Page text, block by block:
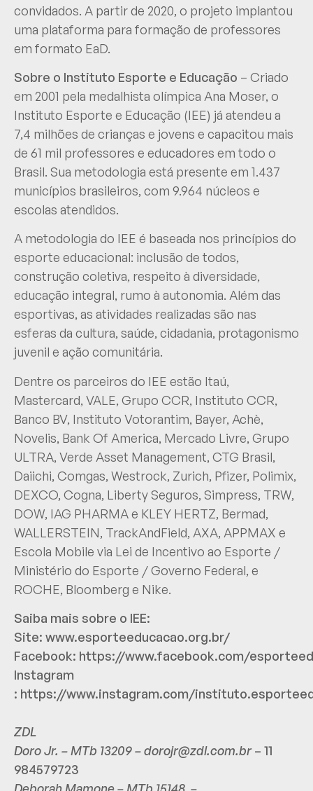
convidados. A partir de 2020, o projeto implantou
uma plataforma para formação de professores
em formato EaD.
Sobre o Instituto Esporte e Educação – Criado
em 2001 pela medalhista olímpica Ana Moser, o
Instituto Esporte e Educação (IEE) já atendeu a
7,4 milhões de crianças e jovens e capacitou mais
de 61 mil professores e educadores em todo o
Brasil. Sua metodologia está presente em 1.437
municípios brasileiros, com 9.964 núcleos e
escolas atendidos.
A metodologia do IEE é baseada nos princípios do
esporte educacional: inclusão de todos,
construção coletiva, respeito à diversidade,
educação integral, rumo à autonomia. Além das
esportivas, as atividades realizadas são nas
esferas da cultura, saúde, cidadania, protagonismo
juvenil e ação comunitária.
Dentre os parceiros do IEE estão Itaú,
Mastercard, VALE, Grupo CCR, Instituto CCR,
Banco BV, Instituto Votorantim, Bayer, Achè,
Novelis, Bank Of America, Mercado Livre, Grupo
ULTRA, Verde Asset Management, CTG Brasil,
Daiichi, Comgas, Westrock, Zurich, Pfizer, Polimix,
DEXCO, Cogna, Liberty Seguros, Simpress, TRW,
DOW, IAG PHARMA e KLEY HERTZ, Bermad,
WALLERSTEIN, TrackAndField, AXA, APPMAX e
Escola Mobile via Lei de Incentivo ao Esporte /
Ministério do Esporte / Governo Federal, e
ROCHE, Bloomberg e Nike.
Saiba mais sobre o IEE:
Site: www.esporteeducacao.org.br/
Facebook: https://www.facebook.com/
Instagram
: https://www.instagram.com/
ZDL
Doro Jr. – MTb 13209 –dorojr@zdl.com.br– 11
984579723